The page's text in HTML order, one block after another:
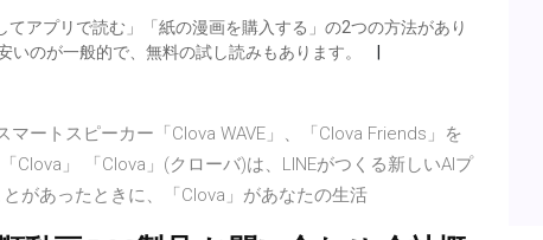
アプリで読む」「紙の漫画を購入する」の2つの方法があり
のが一般的で、無料の試し読みもあります。
ートスピーカー「Clova WAVE」、「Clova Friends」を
Clova」 「Clova」(クローバ)は、LINEがつくる新しいAIプ
があったときに、「Clova」があなたの生活